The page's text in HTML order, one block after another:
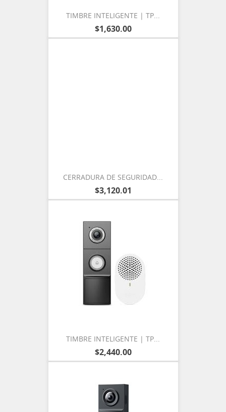
TIMBRE INTELIGENTE | TP...
$1,630.00
CERRADURA DE SEGURIDAD...
$3,120.01
TIMBRE INTELIGENTE | TP...
$2,440.00